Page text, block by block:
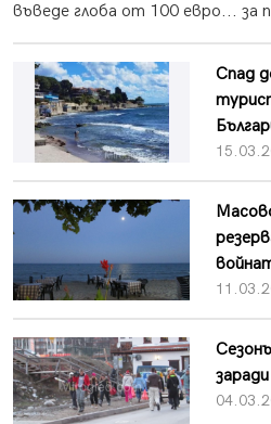
въведе глоба от 100 евро... за
Спад